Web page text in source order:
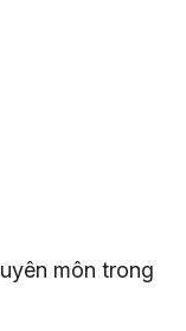
môn trong